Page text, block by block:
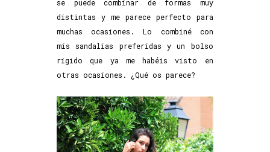
se puede combinar de formas muy
distintas y me parece perfecto para
muchas ocasiones. Lo combiné con
mis sandalias preferidas y un bolso
rígido que ya me habéis visto en
otras ocasiones. ¿Qué os parece?